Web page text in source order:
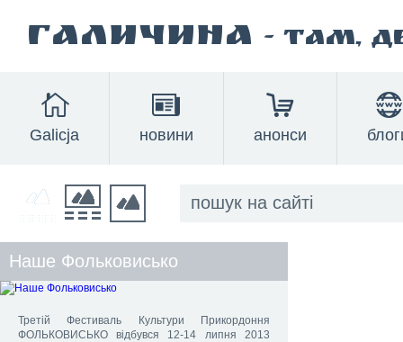
Галичина - там,
Galicja новини анонси
Наше Фольковисько
Третій Фестиваль Культури Прикордоння
ФОЛЬКОВИСЬКО відбувся 12-14 липня 2013